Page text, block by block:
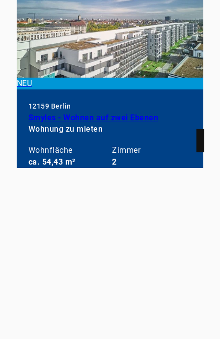
NEU
12159 Berlin
Smyles - Wohnen auf zwei Ebenen
Wohnung zu mieten
Wohnfläche
ca. 54,43 m²
Zimmer
2